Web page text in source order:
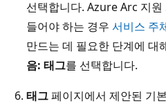
선택합니다. Azure Arc 지
들어야 하는 경우 서비스 주
만드는 데 필요한 단계에 대
음: 태그를 선택합니다.
태그페이지에서 제안된 기본